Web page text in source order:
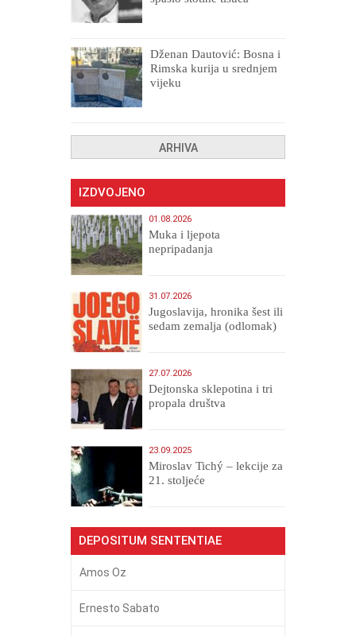
Dženan Dautović: Bosna i
Rimska kurija u srednjem
vijeku
ARHIVA
IZDVOJENO
01.08.2026
Muka i ljepota
nepripadanja
31.07.2026
Jugoslavija, hronika šest ili
sedam zemalja (odlomak)
27.07.2026
Dejtonska sklepotina i tri
propala društva
23.09.2025
Miroslav Tichý – lekcije za
21. stoljeće
DEPOSITUM SENTENTIAE
Amos Oz
Ernesto Sabato